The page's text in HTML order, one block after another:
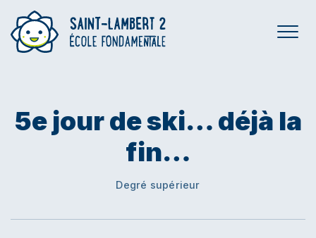
5e jour de ski… déjà la
fin…
Degré supérieur